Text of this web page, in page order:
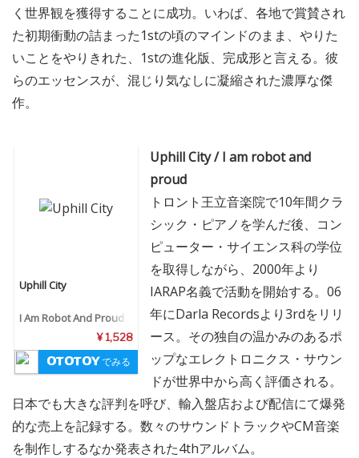
く世界観を獲得することに成功。いわば、各地で賞賛され
た初期衝動の詰まった1stの頃のマインドのまま、やりた
いことをやりきれた、1stの進化版、完成形と言える。彼
らのエッセンスが、混じり気なしに凝縮された濃厚な傑
作。
Uphill City
I Am Robot And Proud
¥ 1,528
でみる
Uphill City / I am robot and
proud
トロント王立音楽院で10年間クラ
シック・ピアノを学んだ後、コン
ピューター・サイエンス科の学位
を取得しながら、2000年より
IARAP名義で活動を開始する。06
年にDarla Recordsより3rdをリリ
ース。その独自の温かみのあるポ
ップなエレクトロニクス・サウン
ドが世界中から高く評価される。
日本でも大きな評判を呼び、輸入盤店および配信にて爆発
的な売上を記録する。数々のサウンドトラックやCM音楽
を制作しするなか発表された4thアルバム。